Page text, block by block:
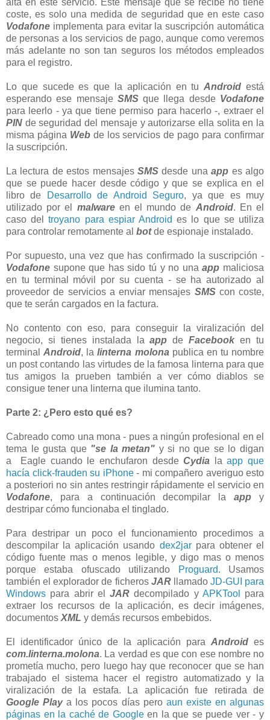
coste, es solo una medida de seguridad que en este caso
Vodafone implementa para evitar la suscripción automática
de personas a los servicios de pago, aunque como veremos
más adelante no son tan seguros los métodos empleados
para el registro.
Lo que sucede es que la aplicación en tuAndroid está
esperando ese mensaje SMSque llega desde Vodafone
para leerlo - ya que tiene permiso para hacerlo -, extraer el
PIN de seguridad del mensaje y autorizarse ella solita en la
misma página Webde los servicios de pago para confirmar
la suscripción.
La lectura de estos mensajes SMS desde unaapp es algo
que se puede hacer desde código y que se explica en el
libro de
Desarrollo de Android Seguro, ya que es muy
utilizado por el malwareen el mundo de Android. En el
caso deltroyano para espiar Android es lo que se utiliza
para controlar remotamente al botde espionaje instalado.
Por supuesto, una vez que has confirmado la suscripción -
Vodafone supone que has sido tú y no unaapp maliciosa
en tu terminal móvil por su cuenta - se ha autorizado al
proveedor de servicios a enviar mensajes SMScon coste,
que te serán cargados en la factura.
No contento con eso, para conseguir la viralización del
negocio, si tienes instalada laapp deFacebook en tu
terminalAndroid, lalinterna molona publica en tu nombre
un post contando las virtudes de la famosa linterna para que
tus amigos la prueben también a ver cómo diablos se
consigue tener una linterna que ilumina tanto.
Parte 2: ¿Pero esto qué es?
Cabreado como una mona - pues a ningún profesional en el
tema le gusta que "se la metan" y si no que se lo digan
a Eagle cuando le enchufaron desdeCydia laapp que
hacía click-frauden su iPhone- mi compañero averiguo esto
a posteriori no sin antes restringir rápidamente el servicio en
Vodafone, para a continuación decompilar laapp y
destripar cómo funcionaba el tinglado.
Para destripar un poco el funcionamiento procedimos a
descompilar la aplicación usando dex2jarpara obtener el
código fuente mas o menos legible, y digo mas o menos
porque estaba ofuscado utilizando
Proguard. Usamos
también el explorador de ficheros JARllamado JD-GUI para
Windows para abrir el JAR decompilado y APKTool
para
extraer los recursos de la aplicación, es decir imágenes,
documentos XML y demás recursos embebidos.
El identificador único de la aplicación para Android es
com.linterna.molona. La verdad es que con ese nombre no
prometía mucho, pero luego hay que reconocer que se han
trabajado el sistema hacer el registro automatizado y la
viralización de la estafa. La aplicación fue retirada de
Google Playa los pocos días pero aun existe en algunas
páginas en la caché de Googleen la que se puede ver - y